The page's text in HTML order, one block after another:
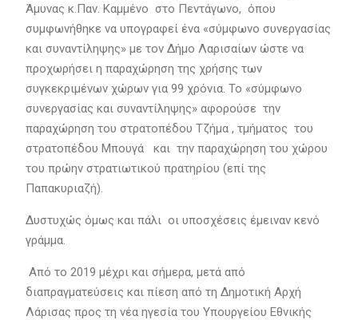
Άμυνας κ.Παν. Καμμένο στο Πεντάγωνο, όπου
συμφωνήθηκε να υπογραφεί ένα «σύμφωνο συνεργασίας
και συναντίληψης» με τον Δήμο Λαρισαίων ώστε να
προχωρήσει η παραχώρηση της χρήσης των
συγκεκριμένων χώρων για 99 χρόνια. Το «σύμφωνο
συνεργασίας και συναντίληψης» αφορούσε την
παραχώρηση του στρατοπέδου Τζήμα , τμήματος του
στρατοπέδου Μπουγά και την παραχώρηση του χώρου
του πρώην στρατιωτικού πρατηρίου (επί της
Παπακυριαζή).
Δυστυχώς όμως και πάλι οι υποσχέσεις έμειναν κενό
γράμμα.
Από το 2019 μέχρι και σήμερα, μετά από
διαπραγματεύσεις και πίεση από τη Δημοτική Αρχή
Λάρισας προς τη νέα ηγεσία του Υπουργείου Εθνικής